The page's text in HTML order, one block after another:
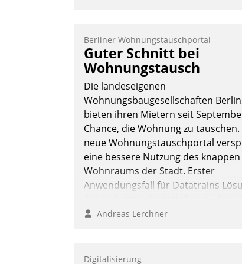
Mitarbeiter von Datatrain. Die
Wohnungsbau- und Immobilien
hat sich dabei für den Betrieb der
über die SAP Cloud Platform
- als erstes Unternehmen am
Wohnungsmarkt.
Andreas Lerchner
Berliner Wohnungstauschportal
Guter Schnitt bei
Wohnungstausch
Die landeseigenen
Wohnungsbaugesellschaften
bieten ihren Mietern seit
Chance, die Wohnung zu tauschen.
neue Wohnungstauschportal
eine bessere Nutzung des knappen
Wohnraums der Stadt. Erster
Anwendungsfall für Datatrains
Systemen der Unternehmen.
Andreas Lerchner
Digitalisierung